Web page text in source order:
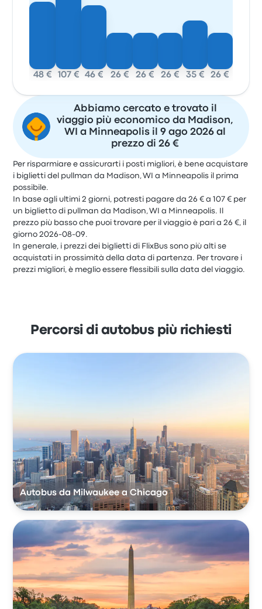
48 € 107 € 46 € 26 € 26 € 26 € 35 € 26 €
Abbiamo cercato e trovato il
viaggio più economico da Madison,
WI a Minneapolis il 9 ago 2026 al
prezzo di 26 €
Per risparmiare e assicurarti i posti migliori, è bene acquistare
i biglietti del pullman da Madison, WI a Minneapolis il prima
possibile.
In base agli ultimi 2 giorni, potresti pagare da 26 € a 107 € per
un biglietto di pullman da Madison, WI a Minneapolis. Il
prezzo più basso che puoi trovare per il viaggio è pari a 26 €, il
giorno 2026-08-09.
In generale, i prezzi dei biglietti di FlixBus sono più alti se
acquistati in prossimità della data di partenza. Per trovare i
prezzi migliori, è meglio essere flessibili sulla data del viaggio.
Percorsi di autobus più richiesti
Autobus da Milwaukee a Chicago